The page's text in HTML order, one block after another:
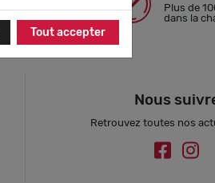
et Paypal
Plus de
dans la
Nous
Retrouvez toutes nos
Tout accepter